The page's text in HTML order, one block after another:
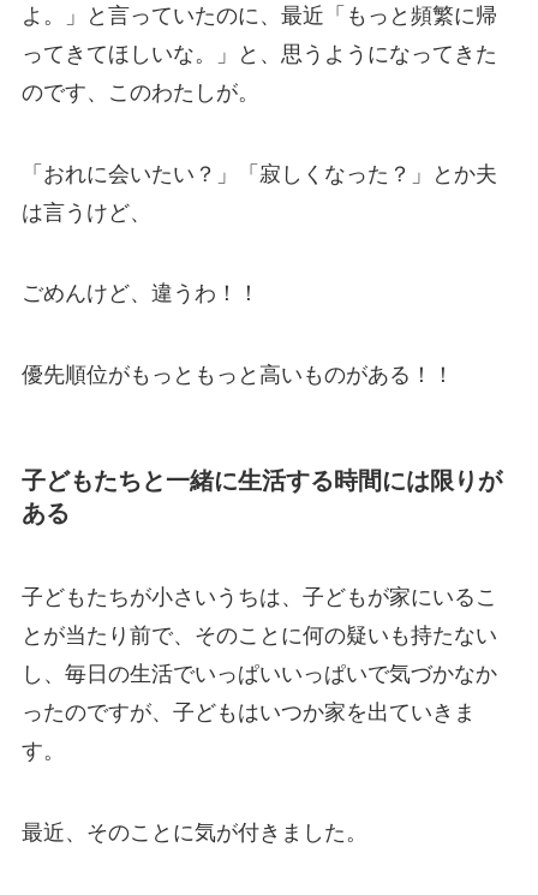
よ。」と言っていたのに、最近「もっと頻繁に帰
ってきてほしいな。」と、思うようになってきた
のです、このわたしが。
「おれに会いたい？」「寂しくなった？」とか夫
は言うけど、
ごめんけど、違うわ！！
優先順位がもっともっと高いものがある！！
子どもたちと一緒に生活する時間には限りが
ある
子どもたちが小さいうちは、子どもが家にいるこ
とが当たり前で、そのことに何の疑いも持たない
し、毎日の生活でいっぱいいっぱいで気づかなか
ったのですが、子どもはいつか家を出ていきま
す。
最近、そのことに気が付きました。